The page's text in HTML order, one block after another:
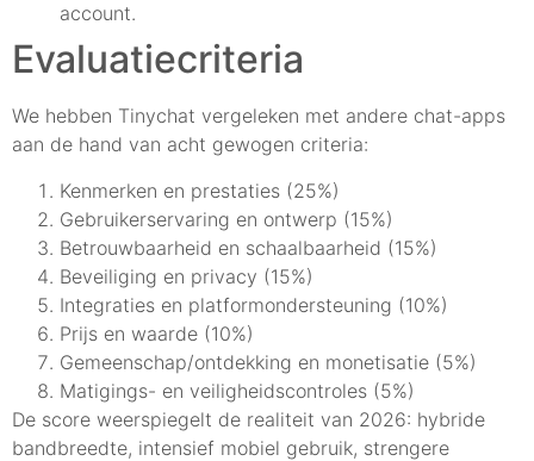
account.
Evaluatiecriteria
We hebben Tinychat vergeleken met andere chat-apps
aan de hand van acht gewogen criteria:
Kenmerken en prestaties (25%)
Gebruikerservaring en ontwerp (15%)
Betrouwbaarheid en schaalbaarheid (15%)
Beveiliging en privacy (15%)
Integraties en platformondersteuning (10%)
Prijs en waarde (10%)
Gemeenschap/ontdekking en monetisatie (5%)
Matigings- en veiligheidscontroles (5%)
De score weerspiegelt de realiteit van 2026: hybride
bandbreedte, intensief mobiel gebruik, strengere